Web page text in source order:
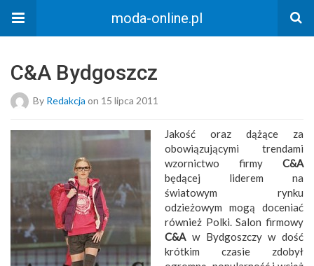
moda-online.pl
C&A Bydgoszcz
By Redakcja on 15 lipca 2011
Jakość oraz dążące za
obowiązującymi trendami
wzornictwo firmy C&A
będącej liderem na
światowym rynku
odzieżowym mogą doceniać
również Polki. Salon firmowy
C&Aw Bydgoszczy w dość
krótkim czasie zdobył